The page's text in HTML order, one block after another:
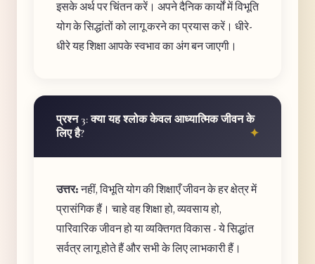
इसके अर्थ पर चिंतन करें। अपने दैनिक कार्यों में विभूति
योग के सिद्धांतों को लागू करने का प्रयास करें। धीरे-
धीरे यह शिक्षा आपके स्वभाव का अंग बन जाएगी।
प्रश्न 3: क्या यह श्लोक केवल आध्यात्मिक जीवन के
लिए है?
उत्तर:नहीं, विभूति योग की शिक्षाएँ जीवन के हर क्षेत्र में
प्रासंगिक हैं। चाहे वह शिक्षा हो, व्यवसाय हो,
पारिवारिक जीवन हो या व्यक्तिगत विकास - ये सिद्धांत
सर्वत्र लागू होते हैं और सभी के लिए लाभकारी हैं।